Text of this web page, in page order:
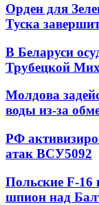
Орден для
Туска
В Беларуси
Трубецкой
Молдова
воды из-за
РФ
атак ВСУ5092
Польские F-16
шпион над